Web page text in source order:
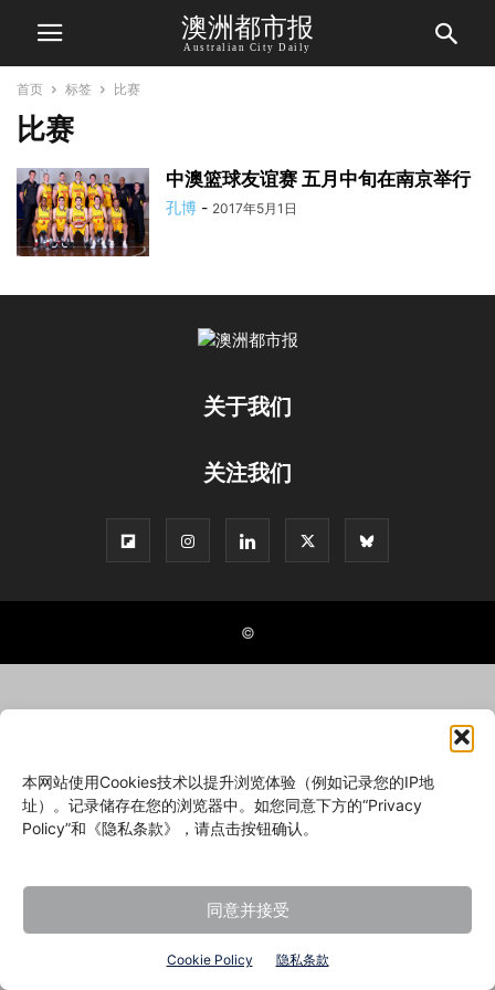
本网站使用Cookies技术以提升浏览体验（例如记录您的IP地
址）。记录储存在您的浏览器中。如您同意下方的“Privacy
Policy”和《隐私条款》，请点击按钮确认。
同意并接受
Cookie Policy 隐私条款
澳洲都市报
Australian City Daily
首页 标签 比赛
比赛
中澳篮球友谊赛 五月中旬在南京举行
孔博 - 2017年5月1日
关于我们
关注我们
©